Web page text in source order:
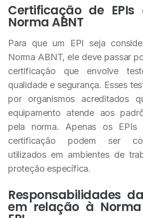
Certificação de
Norma ABNT
Para que um EPI seja
Norma ABNT, ele deve passar
certificação que envolve
qualidade e segurança. Esses
por organismos acreditados
equipamento atende aos
pela norma. Apenas os EPIs
certificação podem ser
utilizados em ambientes de
proteção específica.
Responsabilidades
em relação à